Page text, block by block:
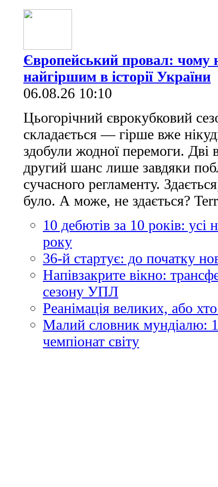
Європейський провал: чому
найгіршим в історії України
06.08.26 10:10
Цьогорічний єврокубковий
складається — гірше вже
здобули жодної перемоги.
другий шанс лише завдяки
сучасного регламенту.
було. А може, не здається?
10 дебютів за 10 років:
року
36-й стартує: до початку
Напівзакрите вікно:
сезону УПЛ
Реанімація великих, або
Малий словник мундіалю:
чемпіонат світу